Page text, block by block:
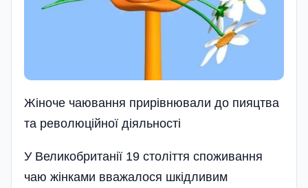
Жіноче чаювання прирівнювали до пияцтва
та революційної діяльності
У Великобританії 19 століття споживання
чаю жінками вважалося шкідливим